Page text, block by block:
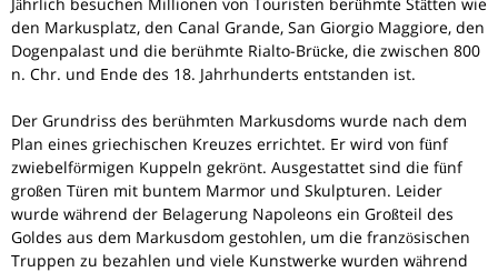
Jährlich besuchen Millionen von Touristen berühmte Stätten wie
den Markusplatz, den Canal Grande, San Giorgio Maggiore, den
Dogenpalast und die berühmte Rialto-Brücke, die zwischen 800
n. Chr. und Ende des 18. Jahrhunderts entstanden ist.
Der Grundriss des berühmten Markusdoms wurde nach dem
Plan eines griechischen Kreuzes errichtet. Er wird von fünf
zwiebelförmigen Kuppeln gekrönt. Ausgestattet sind die fünf
großen Türen mit buntem Marmor und Skulpturen. Leider
wurde während der Belagerung Napoleons ein Großteil des
Goldes aus dem Markusdom gestohlen, um die französischen
Truppen zu bezahlen und viele Kunstwerke wurden während